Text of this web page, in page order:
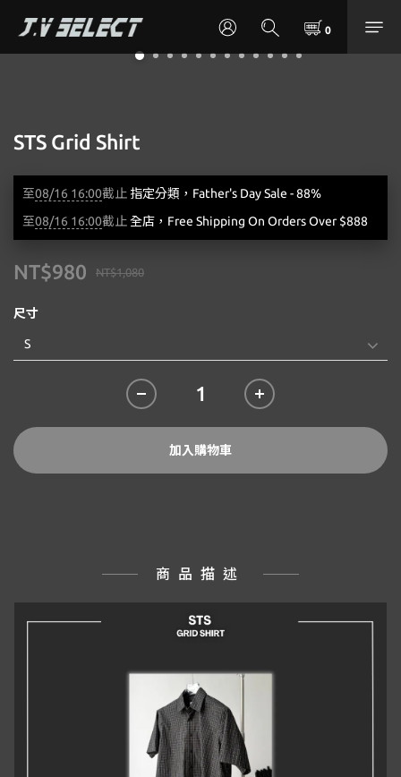
STS Grid Shirt
至08/16 16:00截止 指定分類，Father's Day Sale - 88%
至08/16 16:00截止全店，Free Shipping On Orders Over $888
NT$1,080
NT$980
尺寸
加入購物車
商品描述